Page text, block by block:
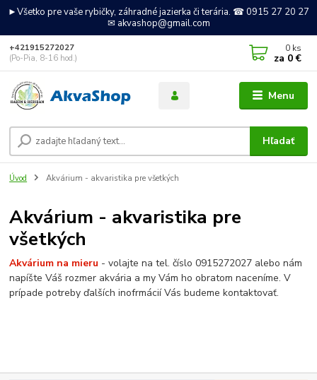
►Všetko pre vaše rybičky, záhradné jazierka či terária. ☎ 0915 27 20 27
✉ akvashop@gmail.com
Menu
Hľadať
+421915272027
(Po-Pia, 8-16 hod.)
0 ks
za 0 €
Úvod Akvárium - akvaristika pre všetkých
Akvárium - akvaristika pre
všetkých
Akvárium na mieru - volajte na tel. číslo 0915272027 alebo nám
napíšte Váš rozmer akvária a my Vám ho obratom naceníme. V
prípade potreby ďalších inofrmácií Vás budeme kontaktovať.